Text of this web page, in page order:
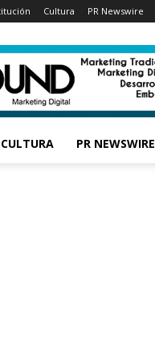
Cultura PR Newswire
CULTURA PR NEWSWIRE